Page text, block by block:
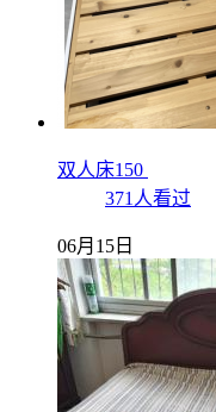
双人床150
371人看过
06月15日